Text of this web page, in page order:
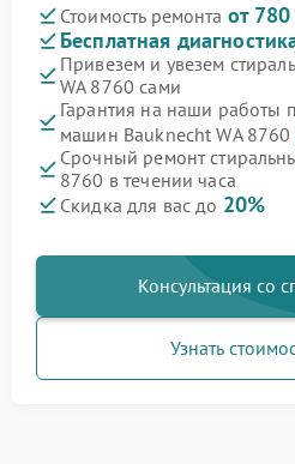
Стоимость ремонта от
Бесплатная
Привезем и увезем
WA 8760 сами
Гарантия на наши работы
машин Bauknecht WA 8760
Срочный ремонт
8760 в течении часа
Скидка для вас до 20%
Консультация со
Узнать